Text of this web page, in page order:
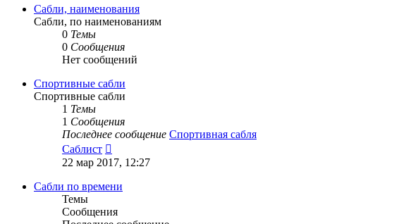
сообщению
Сабли, наименования
Сабли, по наименованиям
0 Темы
0 Сообщения
Нет сообщений
Спортивные сабли
Спортивные сабли
1 Темы
1 Сообщения
Последнее сообщение Спортивная сабля
Саблист
к
сообщению
22 мар 2017, 12:27
Сабли по времени
Темы
Сообщения